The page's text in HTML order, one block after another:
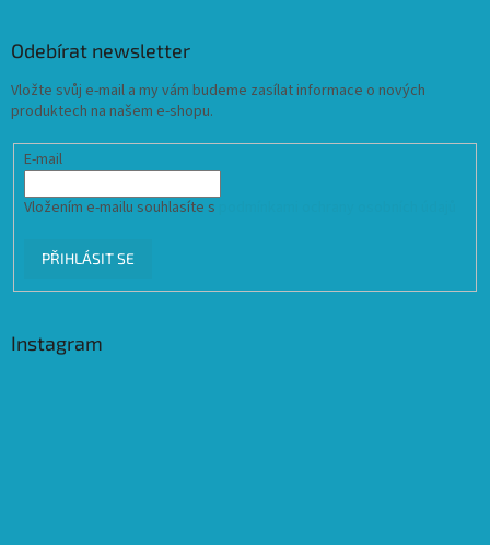
Odebírat newsletter
Vložte svůj e-mail a my vám budeme zasílat informace o nových
produktech na našem e-shopu.
E-mail
Vložením e-mailu souhlasíte s
PŘIHLÁSIT SE
Instagram